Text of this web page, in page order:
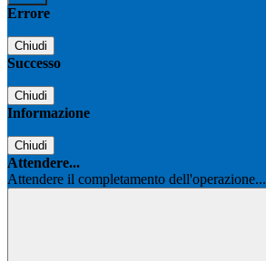
Errore
Chiudi
Successo
Chiudi
Informazione
Chiudi
Attendere...
Attendere il completamento dell'operazione...